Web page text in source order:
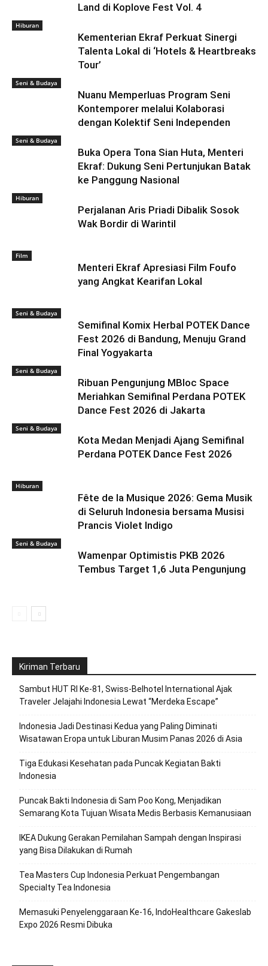
Land di Koplove Fest Vol. 4
Hiburan
Kementerian Ekraf Perkuat Sinergi
Talenta Lokal di ‘Hotels & Heartbreaks
Tour’
Seni & Budaya
Nuanu Memperluas Program Seni
Kontemporer melalui Kolaborasi
dengan Kolektif Seni Independen
Seni & Budaya
Buka Opera Tona Sian Huta, Menteri
Ekraf: Dukung Seni Pertunjukan Batak
ke Panggung Nasional
Hiburan
Perjalanan Aris Priadi Dibalik Sosok
Wak Bordir di Warintil
Film
Menteri Ekraf Apresiasi Film Foufo
yang Angkat Kearifan Lokal
Seni & Budaya
Semifinal Komix Herbal POTEK Dance
Fest 2026 di Bandung, Menuju Grand
Final Yogyakarta
Seni & Budaya
Ribuan Pengunjung MBloc Space
Meriahkan Semifinal Perdana POTEK
Dance Fest 2026 di Jakarta
Seni & Budaya
Kota Medan Menjadi Ajang Semifinal
Perdana POTEK Dance Fest 2026
Hiburan
Fête de la Musique 2026: Gema Musik
di Seluruh Indonesia bersama Musisi
Prancis Violet Indigo
Seni & Budaya
Wamenpar Optimistis PKB 2026
Tembus Target 1,6 Juta Pengunjung
Kiriman Terbaru
Sambut HUT RI Ke-81, Swiss-Belhotel International Ajak
Traveler Jelajahi Indonesia Lewat “Merdeka Escape”
Indonesia Jadi Destinasi Kedua yang Paling Diminati
Wisatawan Eropa untuk Liburan Musim Panas 2026 di Asia
Tiga Edukasi Kesehatan pada Puncak Kegiatan Bakti
Indonesia
Puncak Bakti Indonesia di Sam Poo Kong, Menjadikan
Semarang Kota Tujuan Wisata Medis Berbasis Kemanusiaan
IKEA Dukung Gerakan Pemilahan Sampah dengan Inspirasi
yang Bisa Dilakukan di Rumah
Tea Masters Cup Indonesia Perkuat Pengembangan
Specialty Tea Indonesia
Memasuki Penyelenggaraan Ke-16, IndoHealthcare Gakeslab
Expo 2026 Resmi Dibuka